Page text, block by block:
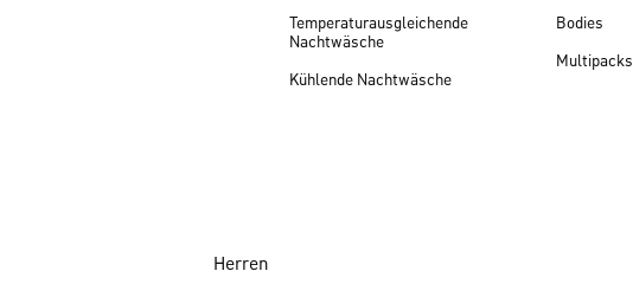
Temperaturausgleichende
Nachtwäsche
Kühlende Nachtwäsche
Bodies
Multipacks
Herren